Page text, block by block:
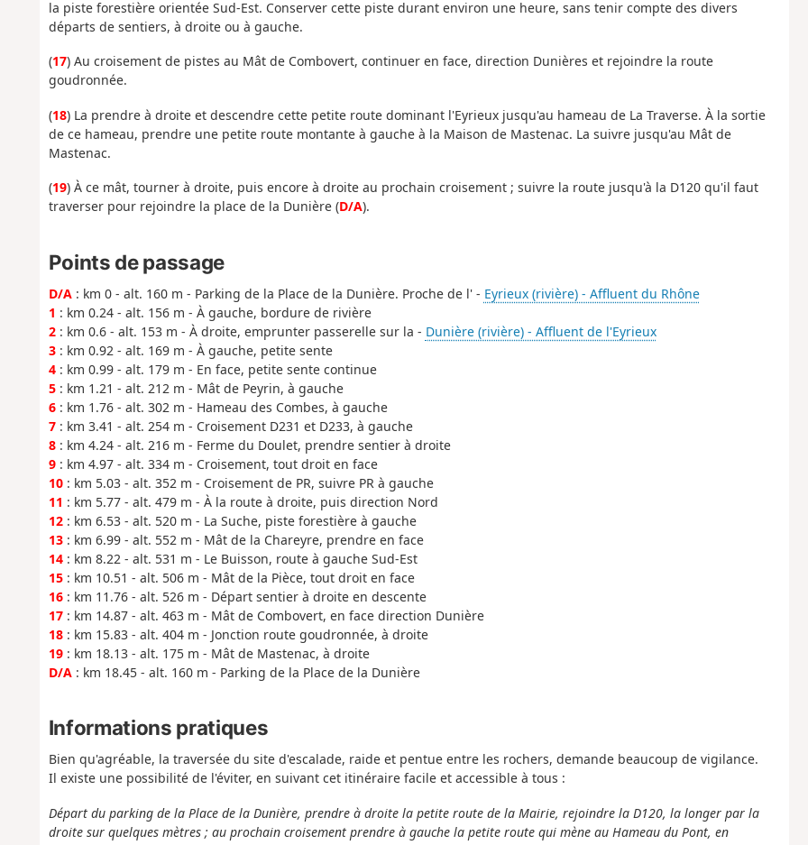
la piste forestière orientée Sud-Est. Conserver cette piste durant environ une heure, sans tenir compte des divers
départs de sentiers, à droite ou à gauche.
(17) Au croisement de pistes au Mât de Combovert, continuer en face, direction Dunières et rejoindre la route
goudronnée.
(18) La prendre à droite et descendre cette petite route dominant l'Eyrieux jusqu'au hameau de La Traverse. À la sortie
de ce hameau, prendre une petite route montante à gauche à la Maison de Mastenac. La suivre jusqu'au Mât de
Mastenac.
(19) À ce mât, tourner à droite, puis encore à droite au prochain croisement ; suivre la route jusqu'à la D120 qu'il faut
traverser pour rejoindre la place de la Dunière (D/A).
Points de passage
D/A: km 0 - alt. 160 m - Parking de la Place de la Dunière. Proche de l' - Eyrieux (rivière) - Affluent du Rhône
1 : km 0.24 - alt. 156 m - À gauche, bordure de rivière
2: km 0.6 - alt. 153 m - À droite, emprunter passerelle sur la - Dunière (rivière) - Affluent de l'Eyrieux
3: km 0.92 - alt. 169 m - À gauche, petite sente
4: km 0.99 - alt. 179 m - En face, petite sente continue
5: km 1.21 - alt. 212 m - Mât de Peyrin, à gauche
6: km 1.76 - alt. 302 m - Hameau des Combes, à gauche
7: km 3.41 - alt. 254 m - Croisement D231 et D233, à gauche
8: km 4.24 - alt. 216 m - Ferme du Doulet, prendre sentier à droite
9: km 4.97 - alt. 334 m - Croisement, tout droit en face
10: km 5.03 - alt. 352 m - Croisement de PR, suivre PR à gauche
11 : km 5.77 - alt. 479 m - À la route à droite, puis direction Nord
12: km 6.53 - alt. 520 m - La Suche, piste forestière à gauche
13: km 6.99 - alt. 552 m - Mât de la Chareyre, prendre en face
14: km 8.22 - alt. 531 m - Le Buisson, route à gauche Sud-Est
15: km 10.51 - alt. 506 m - Mât de la Pièce, tout droit en face
16: km 11.76 - alt. 526 m - Départ sentier à droite en descente
17: km 14.87 - alt. 463 m - Mât de Combovert, en face direction Dunière
18: km 15.83 - alt. 404 m - Jonction route goudronnée, à droite
19: km 18.13 - alt. 175 m - Mât de Mastenac, à droite
D/A: km 18.45 - alt. 160 m - Parking de la Place de la Dunière
Informations pratiques
Bien qu'agréable, la traversée du site d'escalade, raide et pentue entre les rochers, demande beaucoup de vigilance.
Il existe une possibilité de l'éviter, en suivant cet itinéraire facile et accessible à tous :
Départ du parking de la Place de la Dunière, prendre à droite la petite route de la Mairie, rejoindre la D120, la longer par la
droite sur quelques mètres ; au prochain croisement prendre à gauche la petite route qui mène au Hameau du Pont, en